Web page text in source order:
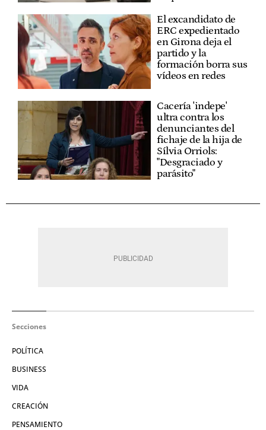
El excandidato de
ERC expedientado
en Girona deja el
partido y la
formación borra sus
vídeos en redes
Cacería 'indepe'
ultra contra los
denunciantes del
fichaje de la hija de
Sílvia Orriols:
"Desgraciado y
parásito"
Secciones
POLÍTICA
BUSINESS
VIDA
CREACIÓN
PENSAMIENTO